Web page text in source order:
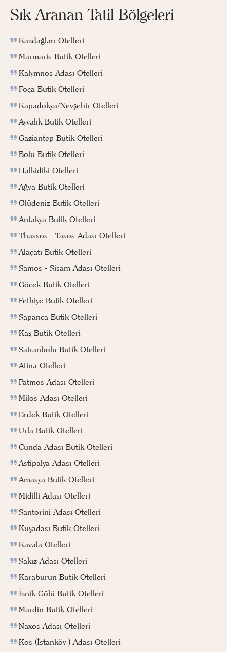
Sık Aranan Tatil Bölgeleri
Kazdağları Otelleri
Marmaris Butik Otelleri
Kalymnos Adası Otelleri
Foça Butik Otelleri
Kapadokya/Nevşehir Otelleri
Ayvalık Butik Otelleri
Gaziantep Butik Otelleri
Bolu Butik Otelleri
Halkidiki Otelleri
Ağva Butik Otelleri
Ölüdeniz Butik Otelleri
Antakya Butik Otelleri
Thassos - Tasos Adası Otelleri
Alaçatı Butik Otelleri
Samos - Sisam Adası Otelleri
Göcek Butik Otelleri
Fethiye Butik Otelleri
Sapanca Butik Otelleri
Kaş Butik Otelleri
Safranbolu Butik Otelleri
Atina Otelleri
Patmos Adası Otelleri
Milos Adası Otelleri
Erdek Butik Otelleri
Urla Butik Otelleri
Cunda Adası Butik Otelleri
Astipalya Adası Otelleri
Amasya Butik Otelleri
Midilli Adası Otelleri
Santorini Adası Otelleri
Kuşadası Butik Otelleri
Kavala Otelleri
Sakız Adası Otelleri
Karaburun Butik Otelleri
İznik Gölü Butik Otelleri
Mardin Butik Otelleri
Naxos Adası Otelleri
Kos (İstanköy ) Adası Otelleri